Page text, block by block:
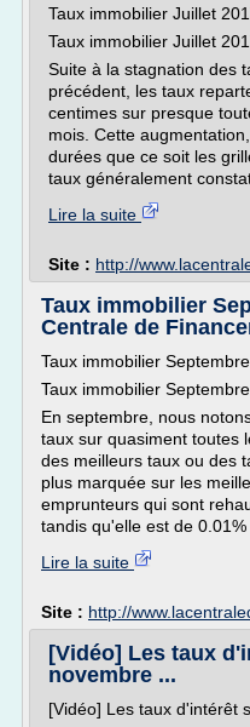
Taux immobilier Juillet
Taux immobilier Juillet
Suite à la stagnation des
précédent, les taux
centimes sur presque
mois. Cette
durées que ce soit les
taux généralement
Lire la suite
Site : http://
Taux immobilier
Centrale de
Taux immobilier
Taux immobilier
En septembre, nous
taux sur quasiment toutes
des meilleurs taux ou des
plus marquée sur les
emprunteurs qui sont
tandis qu'elle est de 0.01%
Lire la suite
Site : http://
[Vidéo] Les taux
novembre ...
[Vidéo] Les taux d'intérêt